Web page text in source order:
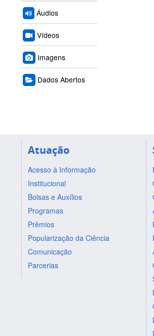
Áudios
Vídeos
Imagens
Dados Abertos
Atuação
Acesso à Informação
Institucional
Bolsas e Auxílios
Programas
Prêmios
Popularização da Ciência
Comunicação
Parcerias